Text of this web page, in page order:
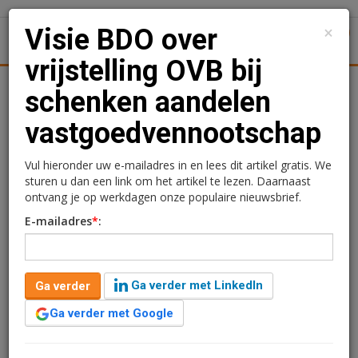
Logistiek Juridisch | Fiscaal Transacties
Visie BDO over vrijstelling
OVB bij schenken
aandelen
vastgoedvennootschap
Redactie
4 december 2018 om 10:31
8 jaar geleden aangepast
4 minuten leestijd
Op 30 november 2018 heeft de Hoge Raad een
×
Visie BDO over
vrijstelling OVB bij
schenken aandelen
vastgoedvennootschap
Vul hieronder uw e-mailadres in en lees dit artikel gratis. We
sturen u dan een link om het artikel te lezen. Daarnaast
ontvang je op werkdagen onze populaire nieuwsbrief.
E-mailadres*:
Ga verder
Ga verder met LinkedIn
Ga verder met Google